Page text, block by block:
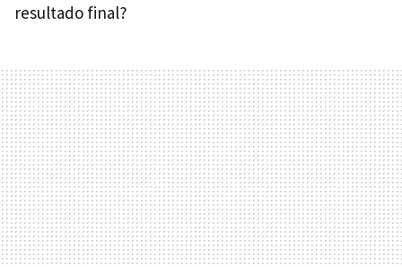
resultado final?